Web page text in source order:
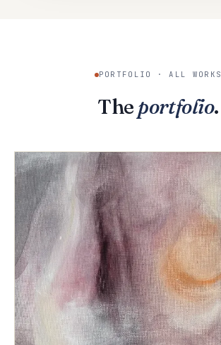
PORTFOLIO · ALL WORKS
The portfolio.